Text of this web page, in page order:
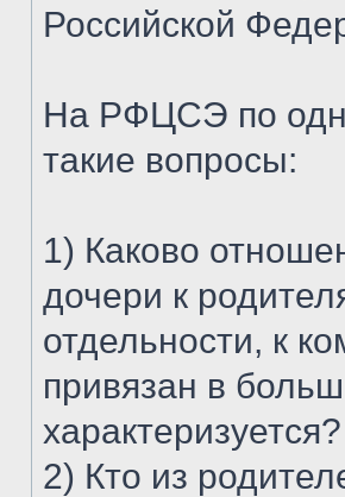
Российской
На РФЦСЭ по
такие вопросы:
1) Каково
дочери к
отдельности, к
привязан в
характеризуется?
2) Кто из